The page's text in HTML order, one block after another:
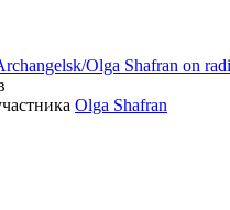
Olga Shafran on
Olga Shafran